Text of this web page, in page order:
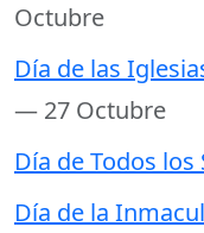
Octubre
Día de las
— 27 Octubre
Día de Todos los
Día de la